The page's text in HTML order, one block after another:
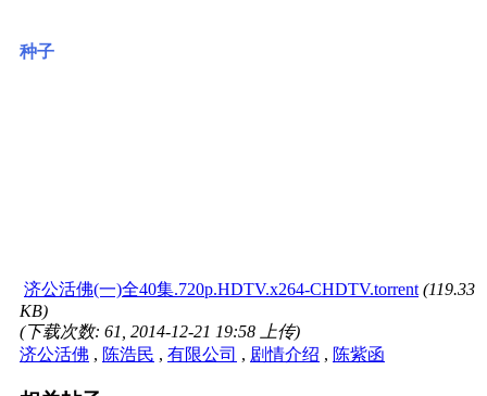
种子
济公活佛(一)全40集.720p.HDTV.x264-CHDTV.torrent (119.33
KB)
(下载次数: 61, 2014-12-21 19:58 上传)
济公活佛 , 陈浩民 , 有限公司 , 剧情介绍 , 陈紫函